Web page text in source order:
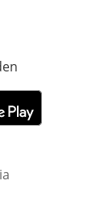
Fenster